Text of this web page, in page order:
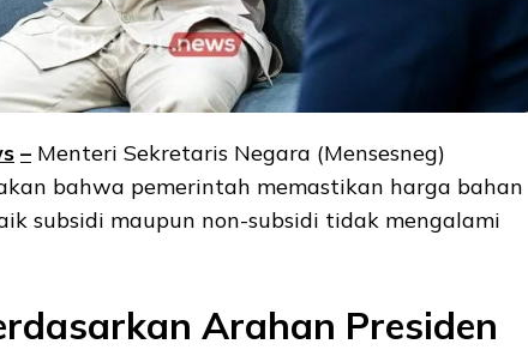
– Menteri Sekretaris Negara (Mensesneg)
bahwa pemerintah memastikan harga bahan
subsidi maupun non-subsidi tidak mengalami
Arahan Presiden